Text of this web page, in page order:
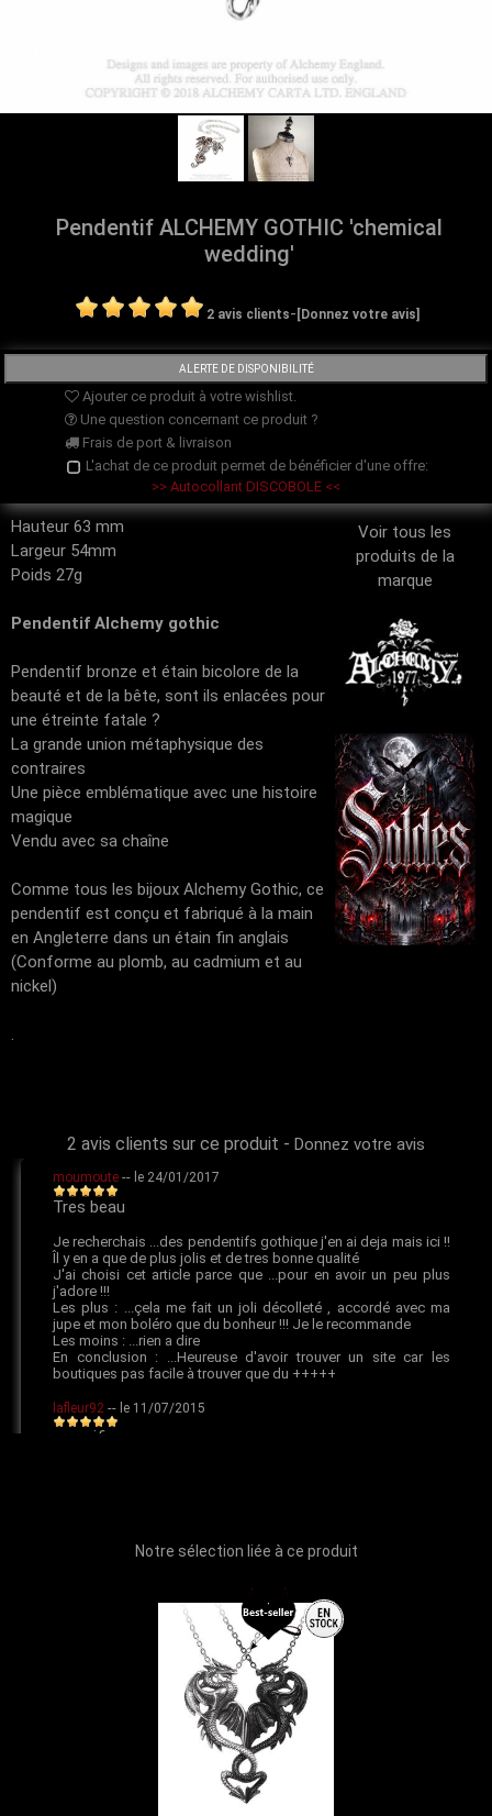
Pendentif ALCHEMY GOTHIC 'chemical
wedding'
2 avis clients- [Donnez votre avis]
Ajouter ce produit à votre wishlist.
Une question concernant ce produit ?
Frais de port & livraison
L'achat de ce produit permet de bénéficier d'une offre:
>> Autocollant DISCOBOLE <<
Voir tous les
produits de la
marque
Hauteur 63 mm
Largeur 54mm
Poids 27g
Pendentif Alchemy gothic
Pendentif bronze et étain bicolore de la
beauté et de la bête, sont ils enlacées pour
une étreinte fatale ?
La grande union métaphysique des
contraires
Une pièce emblématique avec une histoire
magique
Vendu avec sa chaîne
Comme tous les bijoux Alchemy Gothic, ce
pendentif est conçu et fabriqué à la main
en Angleterre dans un étain fin anglais
(Conforme au plomb, au cadmium et au
nickel)
.
2 avis clients sur ce produit - Donnez votre avis
Notre sélection liée à ce produit